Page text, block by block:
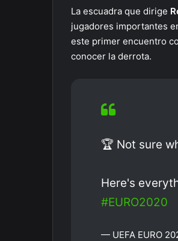
La escuadra que dirige
jugadores importantes
este primer encuentro
conocer la derrota.
🏆 Not sure
Here's
#EURO2020
— UEFA EURO